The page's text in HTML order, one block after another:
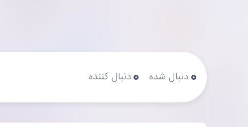
۰دنبال شده ۰دنبال کننده